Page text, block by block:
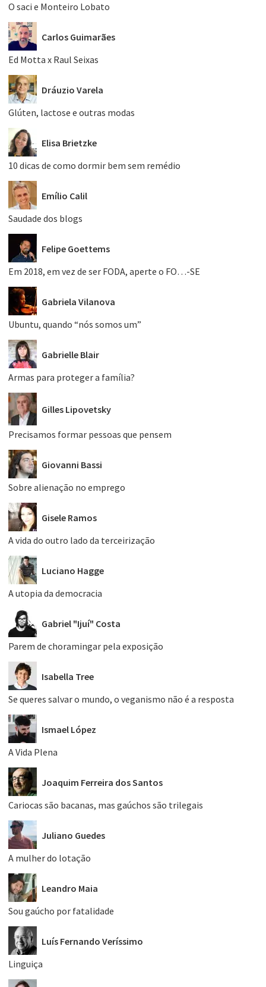
O saci e Monteiro Lobato
Carlos Guimarães
Ed Motta x Raul Seixas
Dráuzio Varela
Glúten, lactose e outras modas
Elisa Brietzke
10 dicas de como dormir bem sem remédio
Emílio Calil
Saudade dos blogs
Felipe Goettems
Em 2018, em vez de ser FODA, aperte o FO…-SE
Gabriela Vilanova
Ubuntu, quando “nós somos um”
Gabrielle Blair
Armas para proteger a família?
Gilles Lipovetsky
Precisamos formar pessoas que pensem
Giovanni Bassi
Sobre alienação no emprego
Gisele Ramos
A vida do outro lado da terceirização
Luciano Hagge
A utopia da democracia
Gabriel "Ijuí" Costa
Parem de choramingar pela exposição
Isabella Tree
Se queres salvar o mundo, o veganismo não é a resposta
Ismael López
A Vida Plena
Joaquim Ferreira dos Santos
Cariocas são bacanas, mas gaúchos são trilegais
Juliano Guedes
A mulher do lotação
Leandro Maia
Sou gaúcho por fatalidade
Luís Fernando Veríssimo
Linguiça